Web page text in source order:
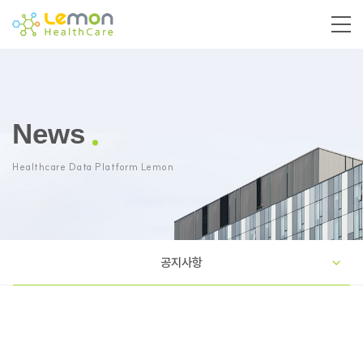
News
Healthcare Data Platform Lemon
공지사항